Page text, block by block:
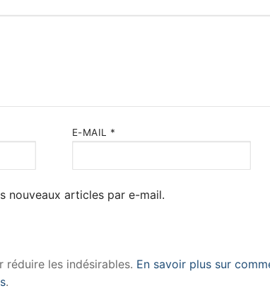
E-MAIL *
nouveaux articles par e-mail.
réduire les indésirables. En savoir plus sur
.